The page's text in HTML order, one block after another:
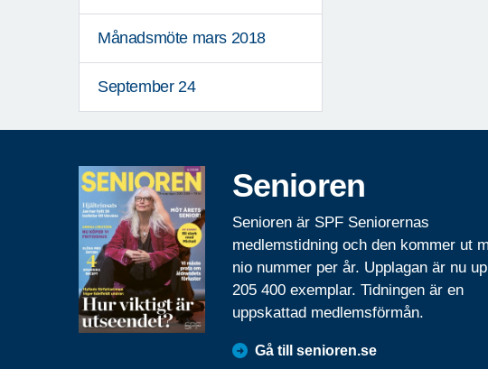
Månadsmöte mars 2018
September 24
Senioren
Senioren är SPF Seniorernas
medlemstidning och den kommer ut
nio nummer per år. Upplagan är nu
205 400 exemplar. Tidningen är en
uppskattad medlemsförmån.
Gå till senioren.se